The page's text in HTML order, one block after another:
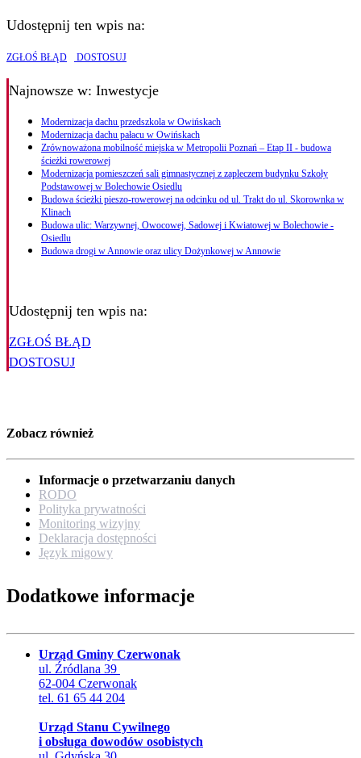
Udostępnij ten wpis na:
ZGŁOŚ BŁĄD DOSTOSUJ
Najnowsze w: Inwestycje
Modernizacja dachu przedszkola w Owińskach
Modernizacja dachu pałacu w Owińskach
Zrównoważona mobilność miejska w Metropolii Poznań – Etap II - budowa
ścieżki rowerowej
Modernizacja pomieszczeń sali gimnastycznej z zapleczem budynku Szkoły
Podstawowej w Bolechowie Osiedlu
Budowa ścieżki pieszo-rowerowej na odcinku od ul. Trakt do ul. Skorownka w
Klinach
Budowa ulic: Warzywnej, Owocowej, Sadowej i Kwiatowej w Bolechowie -
Osiedlu
Budowa drogi w Annowie oraz ulicy Dożynkowej w Annowie
Udostępnij ten wpis na:
ZGŁOŚ BŁĄD
DOSTOSUJ
Zobacz również
Informacje o przetwarzaniu danych
RODO
Polityka prywatności
Monitoring wizyjny
Deklaracja dostępności
Język migowy
Dodatkowe informacje
Urząd Gminy Czerwonak
ul. Źródlana 39
62-004 Czerwonak
tel. 61 65 44 204
Urząd Stanu Cywilnego
i obsługa dowodów osobistych